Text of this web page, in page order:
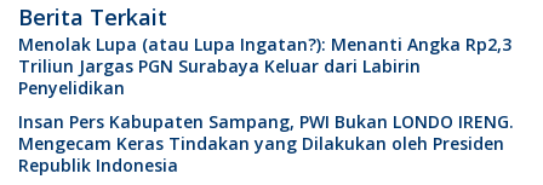
Berita Terkait
Menolak Lupa (atau Lupa Ingatan?): Menanti Angka Rp2,3
Triliun Jargas PGN Surabaya Keluar dari Labirin
Penyelidikan
Insan Pers Kabupaten Sampang, PWI Bukan LONDO IRENG.
Mengecam Keras Tindakan yang Dilakukan oleh Presiden
Republik Indonesia